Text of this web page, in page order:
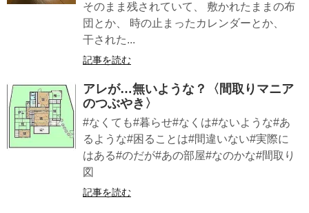
そのまま残されていて、 敷かれたままの布
団とか、 時の止まったカレンダーとか、
干された...
記事を読む
アレが…無いような？〈間取りマニア
のつぶやき〉
#なくても#暮らせ#なくは#ないような#あ
るような#困ることは#間違いない#実際に
はある#のだが#あの部屋#なのかな#間取り
図
記事を読む